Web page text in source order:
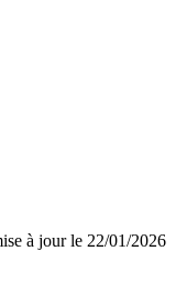
à jour le 22/01/2026